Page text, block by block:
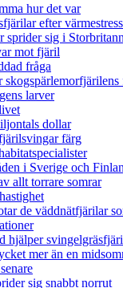
hur det var
efter
sprider sig i
mot fjäril
fråga
larver
dollar
färg
i Sverige och
allt torrare somrar
de väddnätfjärilar
hjälper
mer än en
sig snabbt norrut